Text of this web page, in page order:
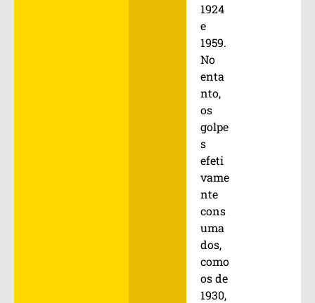
1924
e
1959.
No
enta
nto,
os
golpe
s
efeti
vame
nte
cons
uma
dos,
como
os de
1930,